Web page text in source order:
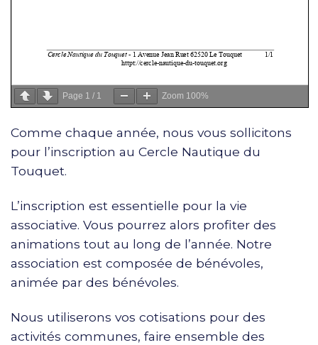
Page 1 / 1 Zoom 100%
Comme chaque année, nous vous sollicitons
pour l’inscription au Cercle Nautique du
Touquet.
L’inscription est essentielle pour la vie
associative. Vous pourrez alors profiter des
animations tout au long de l’année. Notre
association est composée de bénévoles,
animée par des bénévoles.
Nous utiliserons vos cotisations pour des
activités communes, faire ensemble des